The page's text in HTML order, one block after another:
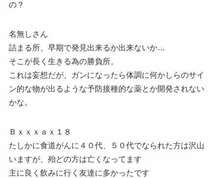
の？
名無しさん
詰まる所、早期で発見出来るか出来ないか…
そこが長く生きる為の勝負所。
これは妄想だが、ガンになったら体調に何かしらのサイ
ン的な物が出るような予防接種的な薬とか開発されない
かな。
Ｂｘｘｘａｘ１８
たしかに食道がんに４０代、５０代でなられた方は沢山
いますが、殆どの方は亡くなってます
主に良く飲みに行く友達に多かったです